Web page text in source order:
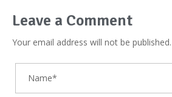
Leave a Comment
Your email address will not be published.